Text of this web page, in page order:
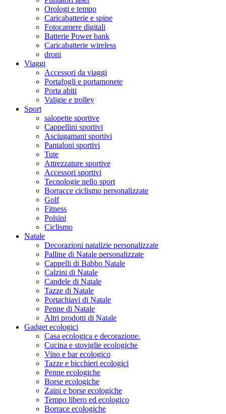
Orologi e tempo
Caricabatterie e spine
Fotocamere digitali
Batterie Power bank
Caricabatterie wireless
droni
Viaggi
Accessori da viaggi
Portafogli e portamonete
Porta abiti
Valigie e trolley
Sport
salopette sportive
Cappellini sportivi
Asciugamani sportivi
Pantaloni sportivi
Tute
Attrezzature sportive
Accessori sportivi
Tecnologie nello sport
Borracce ciclismo personalizzate
Golf
Fitness
Polsini
Ciclismo
Natale
Decorazioni natalizie personalizzate
Palline di Natale personalizzate
Cappelli di Babbo Natale
Calzini di Natale
Candele di Natale
Tazze di Natale
Portachiavi di Natale
Penne di Natale
Altri prodotti di Natale
Gadget ecologici
Casa ecologica e decorazione.
Cucina e stoviglie ecologiche
Vino e bar ecologico
Tazze e bicchieri ecologici
Penne ecologiche
Borse ecologiche
Zaini e borse ecologiche
Tempo libero ed ecologico
Borrace ecologiche